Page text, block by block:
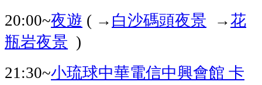
20:00~夜遊 ( → 白沙碼頭夜景 →花
瓶岩夜景 )
21:30~小琉球中華電信中興會館 卡